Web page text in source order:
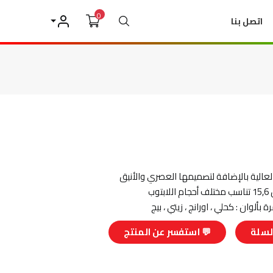
اتصل بنا بحث0
حسابي
العالية بالإضافة لتصميمها العصري والأنيق
بألوان : كحلي ، اورانج ، زيتي ، بيج
💬 استفسر عن المنتج